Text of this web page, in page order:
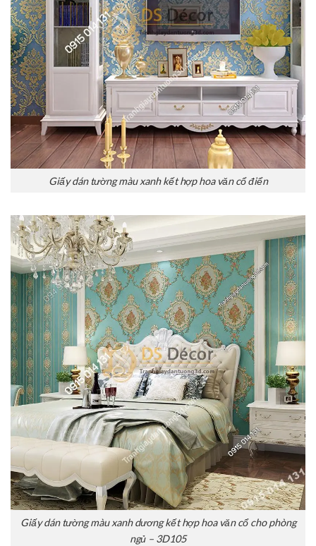
Giấy dán tường màu xanh kết hợp hoa văn cổ điển
Giấy dán tường màu xanh dương kết hợp hoa văn cổ cho phòng
ngủ – 3D105